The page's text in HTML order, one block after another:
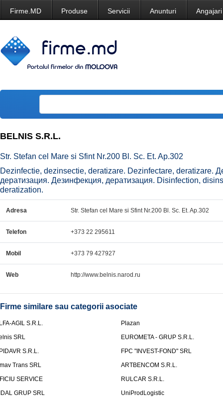
Firme.MD Produse Servicii Anunturi Angajari
BELNIS S.R.L.
Str. Stefan cel Mare si Sfint Nr.200 Bl. Sc. Et. Ap.302
Dezinfectie, dezinsectie, deratizare. Dezinfectare, deratizare.
дератизация. Дезинфекция, дератизация. Disinfection,
deratization.
Adresa Str. Stefan cel Mare si Sfint Nr.200 Bl. Sc. Et. Ap.302
Telefon +373 22 295611
Mobil +373 79 427927
Web http://www.belnis.narod.ru
Firme similare sau categorii asociate
AGIL S.R.L.
Plazan
SRL
EUROMETA - GRUP S.R.L.
S.R.L.
FPC "INVEST-FOND" SRL
Trans SRL
ARTBENCOM S.R.L.
SERVICE
RULCAR S.R.L.
GRUP SRL
UniProdLogistic